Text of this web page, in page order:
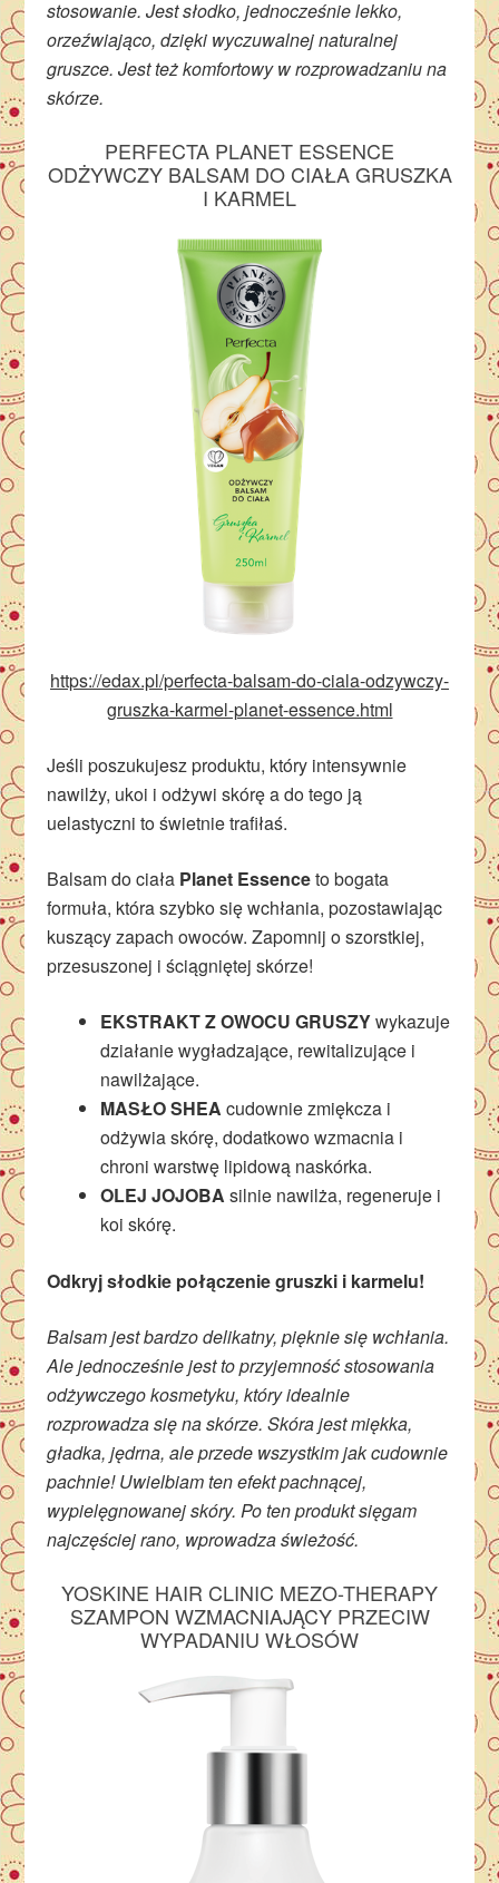
stosowanie. Jest słodko, jednocześnie lekko,
orzeźwiająco, dzięki wyczuwalnej naturalnej
gruszce. Jest też komfortowy w rozprowadzaniu na
skórze.
PERFECTA PLANET ESSENCE
ODŻYWCZY BALSAM DO CIAŁA GRUSZKA
I KARMEL
https://edax.pl/perfecta-balsam-do-ciala-odzywczy-
gruszka-karmel-planet-essence.html
Jeśli poszukujesz produktu, który intensywnie
nawilży, ukoi i odżywi skórę a do tego ją
uelastyczni to świetnie trafiłaś.
Balsam do ciała Planet Essenceto bogata
formuła, która szybko się wchłania, pozostawiając
kuszący zapach owoców. Zapomnij o szorstkiej,
przesuszonej i ściągniętej skórze!
EKSTRAKT Z OWOCU GRUSZYwykazuje
działanie wygładzające, rewitalizujące i
nawilżające.
MASŁO SHEA cudownie zmiękcza i
odżywia skórę, dodatkowo wzmacnia i
chroni warstwę lipidową naskórka.
OLEJ JOJOBA silnie nawilża, regeneruje i
koi skórę.
Odkryj słodkie połączenie gruszki i karmelu!
Balsam jest bardzo delikatny, pięknie się wchłania.
Ale jednocześnie jest to przyjemność stosowania
odżywczego kosmetyku, który idealnie
rozprowadza się na skórze. Skóra jest miękka,
gładka, jędrna, ale przede wszystkim jak cudownie
pachnie! Uwielbiam ten efekt pachnącej,
wypielęgnowanej skóry. Po ten produkt sięgam
najczęściej rano, wprowadza świeżość.
YOSKINE HAIR CLINIC MEZO-THERAPY
SZAMPON WZMACNIAJĄCY PRZECIW
WYPADANIU WŁOSÓW